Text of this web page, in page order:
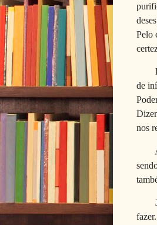
Pelo
de
nos
fazer.